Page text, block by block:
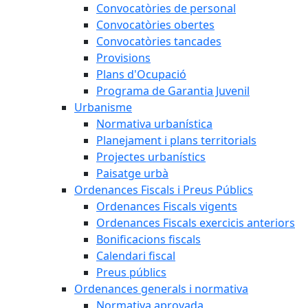
Convocatòries de personal
Convocatòries obertes
Convocatòries tancades
Provisions
Plans d'Ocupació
Programa de Garantia Juvenil
Urbanisme
Normativa urbanística
Planejament i plans territorials
Projectes urbanístics
Paisatge urbà
Ordenances Fiscals i Preus Públics
Ordenances Fiscals vigents
Ordenances Fiscals exercicis anteriors
Bonificacions fiscals
Calendari fiscal
Preus públics
Ordenances generals i normativa